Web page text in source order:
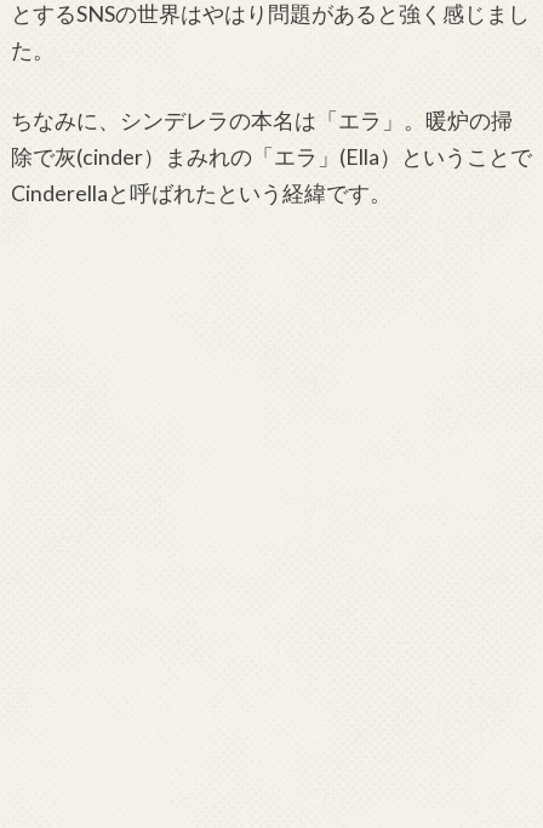
とするSNSの世界はやはり問題があると強く感じまし
た。
ちなみに、シンデレラの本名は「エラ」。暖炉の掃
除で灰(cinder）まみれの「エラ」(Ella）ということで
Cinderellaと呼ばれたという経緯です。